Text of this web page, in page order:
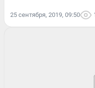
25 сентября, 2019, 09:50